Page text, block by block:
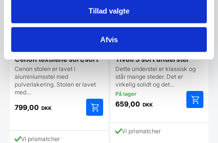
Tillad valgte
Afvis
Cenon textilene sort/sort
Cenon stolen er lavet i
aluminiumsstel med
pulverlakering. Stolen er lavet
med…
799,00 DKK
Vi prismatcher
Tivoli 3 sort understel
Dette understel er klassisk og
står mange steder. Det er
virkelig solidt og det…
659,00 DKK
Vi prismatcher